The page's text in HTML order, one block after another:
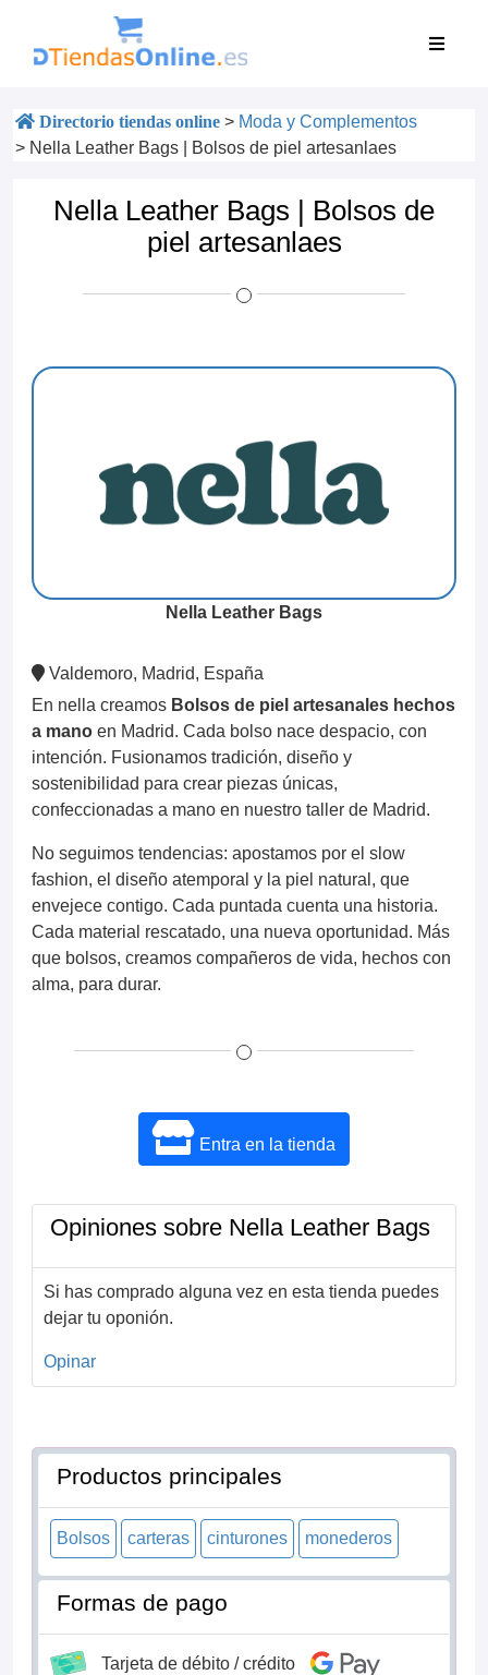
Directorio tiendas online > Moda y Complementos
> Nella Leather Bags | Bolsos de piel artesanlaes
Nella Leather Bags | Bolsos de
piel artesanlaes
Nella Leather Bags
Valdemoro, Madrid, España
En nella creamos Bolsos de piel artesanales hechos
a mano en Madrid. Cada bolso nace despacio, con
intención. Fusionamos tradición, diseño y
sostenibilidad para crear piezas únicas,
confeccionadas a mano en nuestro taller de Madrid.
No seguimos tendencias: apostamos por el slow
fashion, el diseño atemporal y la piel natural, que
envejece contigo. Cada puntada cuenta una historia.
Cada material rescatado, una nueva oportunidad. Más
que bolsos, creamos compañeros de vida, hechos con
alma, para durar.
Entra en la tienda
Opiniones sobre Nella Leather Bags
Si has comprado alguna vez en esta tienda puedes
dejar tu oponión.
Opinar
Productos principales
Bolsos carteras cinturones monederos
Formas de pago
Tarjeta de débito / crédito